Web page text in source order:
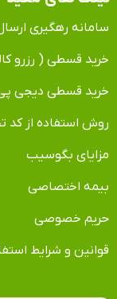
سامانه رهگیری
خرید قسطی ( رزرو
خرید قسطی دیجی
روش استفاده از کد
مزایای بگوسیب
بیمه اختصاصی
حریم خصوصی
قوانین و شرایط